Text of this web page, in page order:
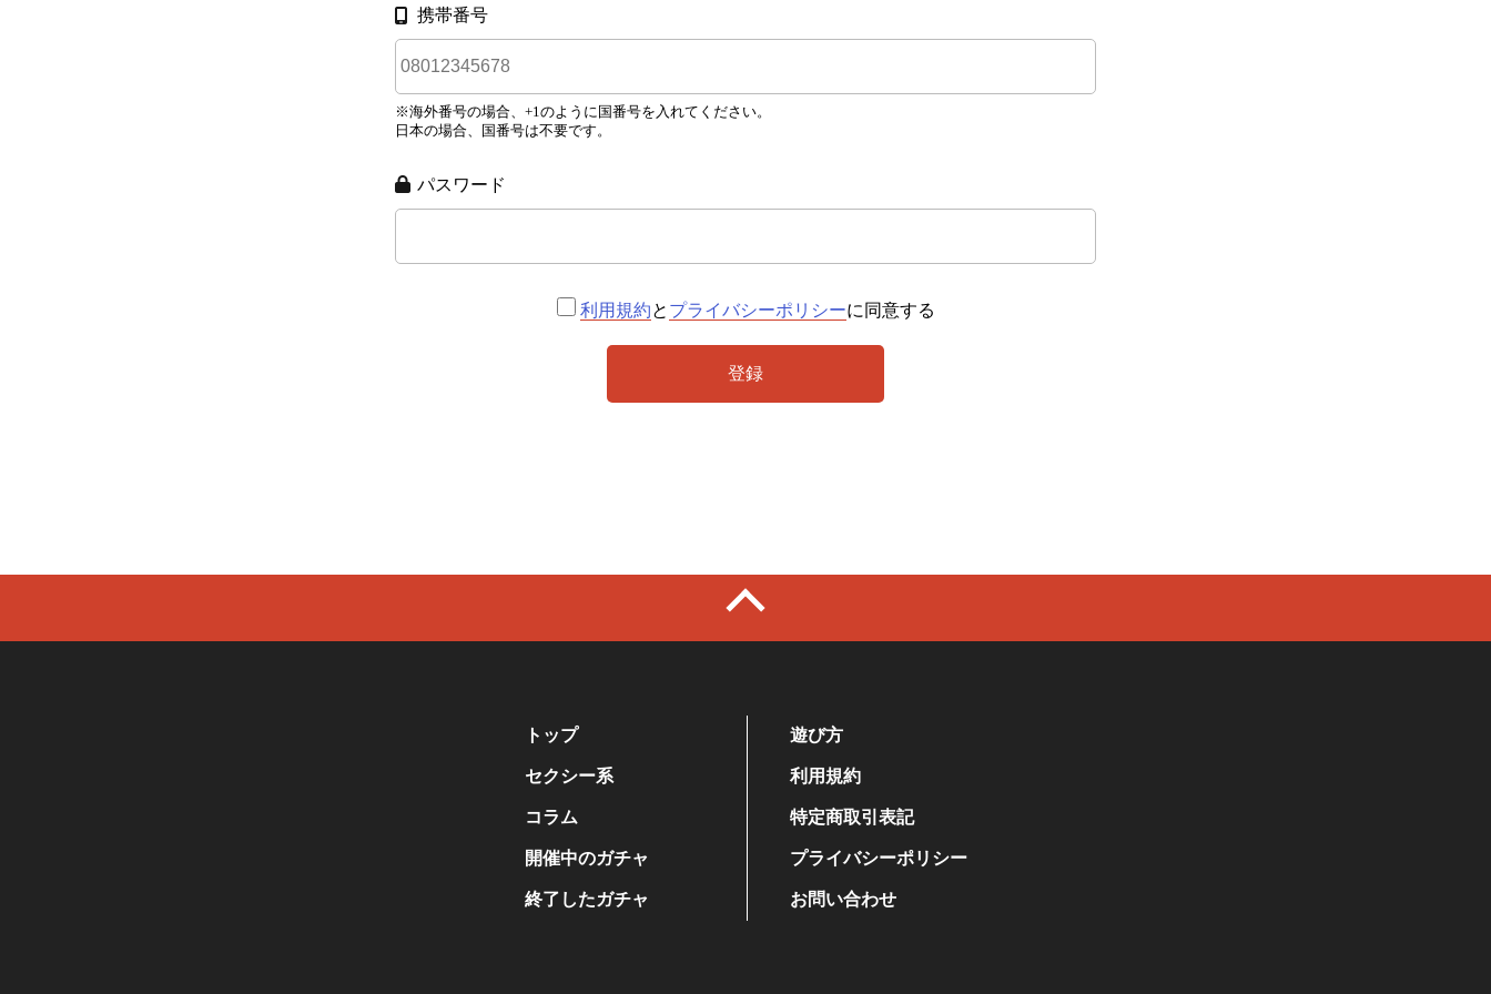
携帯番号
※海外番号の場合、+1のように国番号を入れてください。
日本の場合、国番号は不要です。
パスワード
利用規約と プライバシーポリシーに同意する
トップ
セクシー系
コラム
開催中のガチャ
終了したガチャ
遊び方
利用規約
特定商取引表記
プライバシーポリシー
お問い合わせ